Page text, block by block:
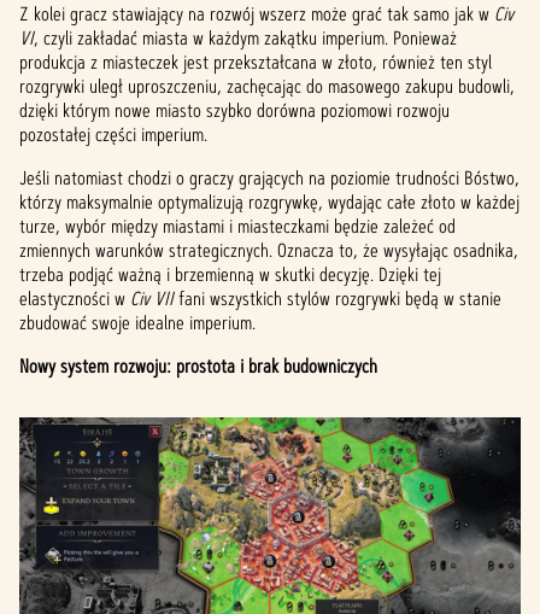
Z kolei gracz stawiający na rozwój wszerz może grać tak samo jak w Civ
VI, czyli zakładać miasta w każdym zakątku imperium. Ponieważ
produkcja z miasteczek jest przekształcana w złoto, również ten styl
rozgrywki uległ uproszczeniu, zachęcając do masowego zakupu budowli,
dzięki którym nowe miasto szybko dorówna poziomowi rozwoju
pozostałej części imperium.
Jeśli natomiast chodzi o graczy grających na poziomie trudności Bóstwo,
którzy maksymalnie optymalizują rozgrywkę, wydając całe złoto w każdej
turze, wybór między miastami i miasteczkami będzie zależeć od
zmiennych warunków strategicznych. Oznacza to, że wysyłając osadnika,
trzeba podjąć ważną i brzemienną w skutki decyzję. Dzięki tej
elastyczności w Civ VIIfani wszystkich stylów rozgrywki będą w stanie
zbudować swoje idealne imperium.
Nowy system rozwoju: prostota i brak budowniczych